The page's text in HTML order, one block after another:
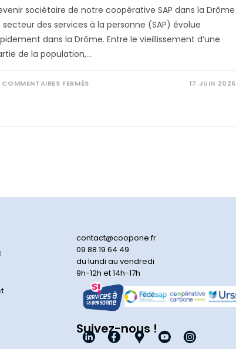
sociétaire de notre coopérative SAP dans la Drôme
secteur des services à la personne (SAP) évolue
dans la Drôme. Entre le vieillissement d’une
de la population,…
COMMENTAIRES FERMÉS 17 JUIN 2026
contact@coopone.fr
09 88 19 64 49
du lundi au vendredi
9h-12h et 14h-17h
Suivez-nous !